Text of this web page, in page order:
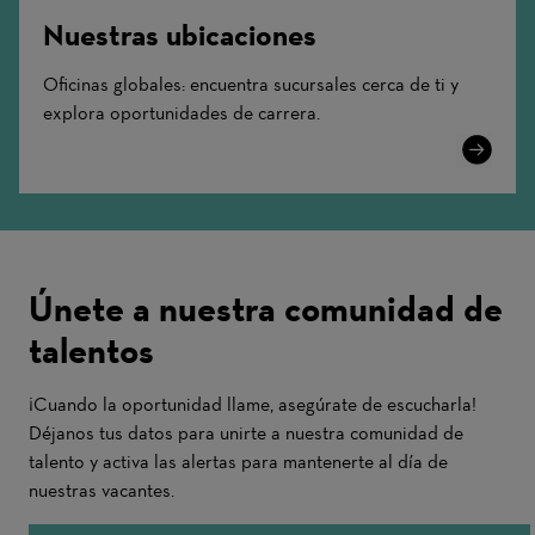
Nuestras ubicaciones
Oficinas globales: encuentra sucursales cerca de ti y
explora oportunidades de carrera.
Learn
Únete a nuestra comunidad de
talentos
¡Cuando la oportunidad llame, asegúrate de escucharla!
Déjanos tus datos para unirte a nuestra comunidad de
talento y activa las alertas para mantenerte al día de
nuestras vacantes.